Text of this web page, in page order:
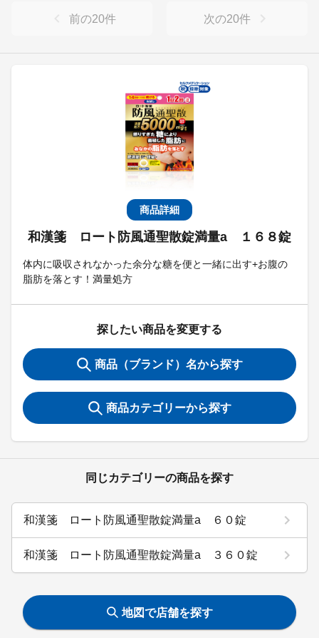
商品詳細
和漢箋 ロート防風通聖散錠満量a １６８錠
体内に吸収されなかった余分な糖を便と一緒に出す+お腹の
脂肪を落とす！満量処方
探したい商品を変更する
商品（ブランド）名から探す
商品カテゴリーから探す
同じカテゴリーの商品を探す
和漢箋 ロート防風通聖散錠満量a ６０錠
和漢箋 ロート防風通聖散錠満量a ３６０錠
前の20件 次の20件
地図で店舗を探す